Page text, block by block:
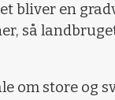
bliver en
så
om store og